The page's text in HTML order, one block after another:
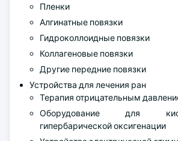
Пленки
Алгинатные повязки
Гидроколлоидные повязки
Коллагеновые повязки
Другие передние повязки
Устройства для лечения ран
Терапия отрицательным
Оборудование для
гипербарической оксигенации